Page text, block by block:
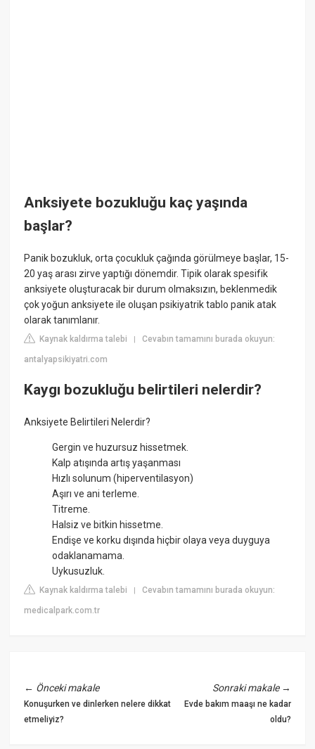
Anksiyete bozukluğu kaç yaşında
başlar?
Panik bozukluk, orta çocukluk çağında görülmeye başlar, 15-
20 yaş arası zirve yaptığı dönemdir. Tipik olarak spesifik
anksiyete oluşturacak bir durum olmaksızın, beklenmedik
çok yoğun anksiyete ile oluşan psikiyatrik tablo panik atak
olarak tanımlanır.
Kaynak kaldırma talebi |Cevabın tamamını burada okuyun:
antalyapsikiyatri.com
Kaygı bozukluğu belirtileri nelerdir?
Anksiyete Belirtileri Nelerdir?
Gergin ve huzursuz hissetmek.
Kalp atışında artış yaşanması
Hızlı solunum (hiperventilasyon)
Aşırı ve ani terleme.
Titreme.
Halsiz ve bitkin hissetme.
Endişe ve korku dışında hiçbir olaya veya duyguya
odaklanamama.
Uykusuzluk.
Kaynak kaldırma talebi |Cevabın tamamını burada okuyun:
medicalpark.com.tr
← Önceki makale
Konuşurken ve dinlerken nelere dikkat
etmeliyiz?
Sonraki makale→
Evde bakım maaşı ne kadar
oldu?